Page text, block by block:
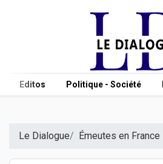
Editos Politique - Société
Le Dialogue Émeutes en France